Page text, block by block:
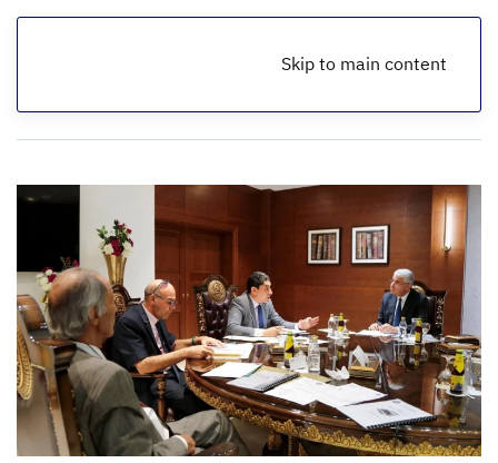
Skip to main content
الرئيسية